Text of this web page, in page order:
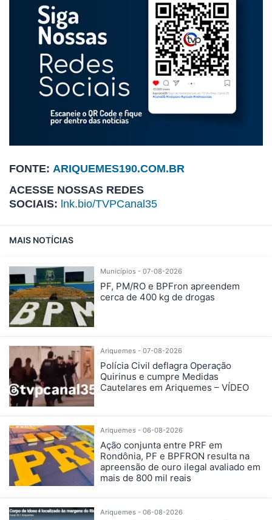
FONTE: ARIQUEMES190.COM.BR
ACESSE NOSSAS REDES
SOCIAIS: lnk.bio/TVPCanal35
MAIS NOTÍCIAS
Municípios - 07-08-2026
PF, PM/RO e BPFron apreendem
cerca de 400 kg de drogas
Ariquemes - 07-08-2026
Polícia Civil deflagra Operação
Quirinus e cumpre Medidas
Cautelares em Ariquemes – VÍDEO
Ariquemes - 06-08-2026
Ação conjunta entre PRF em
Rondônia, PF e BPFRON resulta na
apreensão de ouro ilegal avaliado em
mais de 800 mil reais
Ariquemes - 06-08-2026